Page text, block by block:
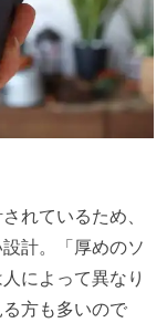
れているため、
計。「厚めのソ
によって異なり
方も多いので